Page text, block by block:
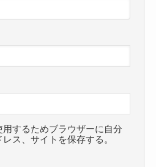
するためブラウザーに自分
ス、サイトを保存する。